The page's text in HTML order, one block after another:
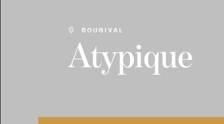
BOUGIVAL
Atypique